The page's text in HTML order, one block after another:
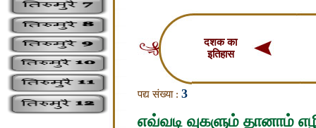
दशक का
इतिहास
पद्य संख्या : 3
எவ்வடி வுகளும் தானாம்